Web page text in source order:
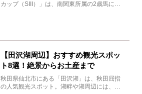
カップ（SIII）」は、南関東所属の2歳馬によ
【田沢湖周辺】おすすめ観光スポッ
ト8選！絶景からお土産まで
秋田県仙北市にある「田沢湖」は、秋田屈指
の人気観光スポット。湖畔や湖周辺には、田